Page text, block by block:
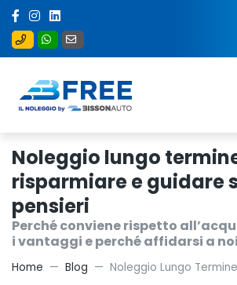
Noleggio lungo
risparmiare e guidare
pensieri
Perché conviene rispetto
i vantaggi e perché affidarsi a noi
Home Blog Noleggio Lungo